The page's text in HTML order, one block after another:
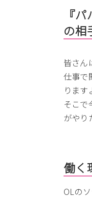
『
の相
皆さん
仕事で
ります
そこで
がやり
働く
OLの